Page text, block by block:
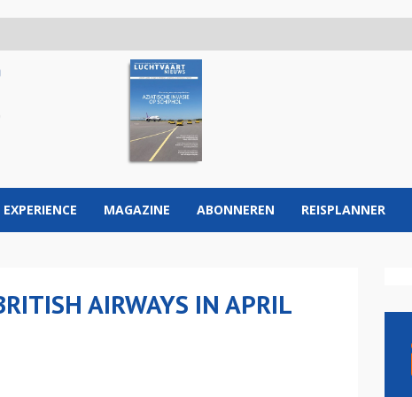
EXPERIENCE MAGAZINE ABONNEREN REISPLANNER
AIRWAYS IN APRIL